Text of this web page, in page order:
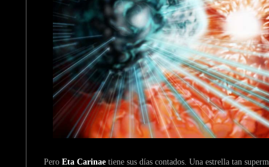
Pero Eta Carinae tiene sus días contados. Una estrella tan